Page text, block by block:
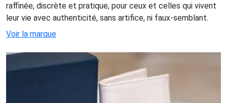
raffinée, discrète et pratique, pour ceux et celles qui vivent
leur vie avec authenticité, sans artifice, ni faux-semblant.
Voir la marque